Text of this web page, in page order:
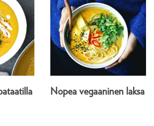
Nopea vegaaninen laksa